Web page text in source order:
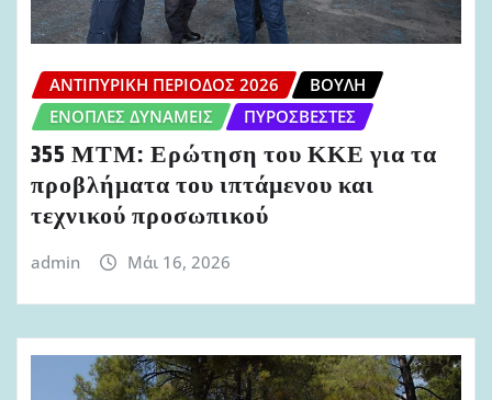
ΑΝΤΙΠΥΡΙΚΉ ΠΕΡΊΟΔΟΣ 2026
ΒΟΥΛΉ
ΈΝΟΠΛΕΣ ΔΥΝΆΜΕΙΣ
ΠΥΡΟΣΒΈΣΤΕΣ
355 ΜΤΜ: Ερώτηση του ΚΚΕ για τα
προβλήματα του ιπτάμενου και
τεχνικού προσωπικού
admin Μάι 16, 2026